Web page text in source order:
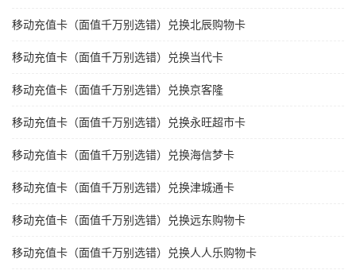
移动充值卡（面值千万别选错）兑换北辰购物卡
移动充值卡（面值千万别选错）兑换当代卡
移动充值卡（面值千万别选错）兑换京客隆
移动充值卡（面值千万别选错）兑换永旺超市卡
移动充值卡（面值千万别选错）兑换海信梦卡
移动充值卡（面值千万别选错）兑换津城通卡
移动充值卡（面值千万别选错）兑换远东购物卡
移动充值卡（面值千万别选错）兑换人人乐购物卡